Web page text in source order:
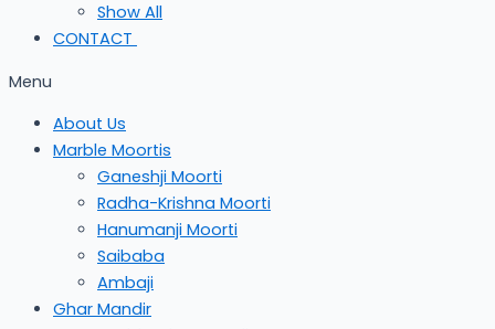
Show All
CONTACT
Menu
About Us
Marble Moortis
Ganeshji Moorti
Radha-Krishna Moorti
Hanumanji Moorti
Saibaba
Ambaji
Ghar Mandir